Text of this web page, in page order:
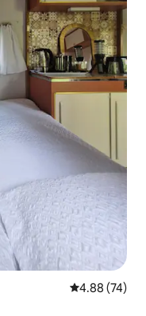
평점 4.88점(5
4.88 (74)